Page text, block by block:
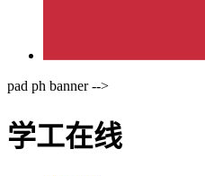
pad ph banner -->
学工在线